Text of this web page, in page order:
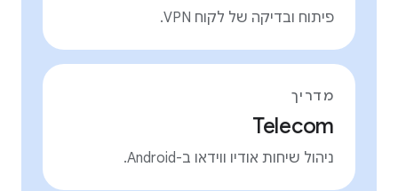
פיתוח ובדיקה של לקוח VPN.
מדריך
Telecom
ניהול שיחות אודיו ווידאו ב-Android.